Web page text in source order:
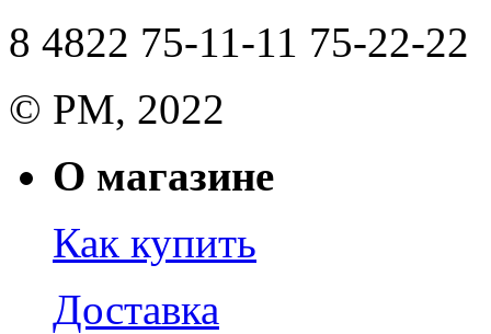
8 4822 75-11-11 75-22-22
© РМ, 2022
О магазине
Как купить
Доставка